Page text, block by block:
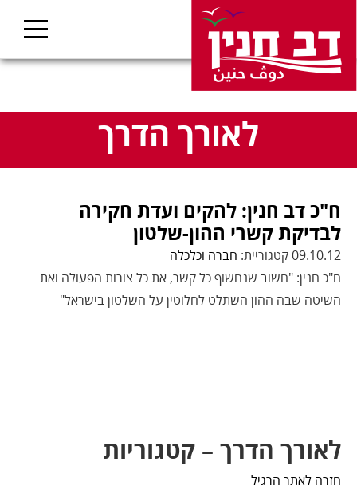
לאורך הדרך
ח"כ דב חנין: להקים ועדת חקירה
לבדיקת קשרי ההון-שלטון
09.10.12 קטגוריית:
חברה וכלכלה
ח"כ חנין: "חשוב שנחשוף כל קשר, את כל צורות הפעולה ואת
השיטה שבה ההון השתלט לחלוטין על השלטון בישראל"
לאורך הדרך – קטגוריות
חזרה לאתר הרגיל